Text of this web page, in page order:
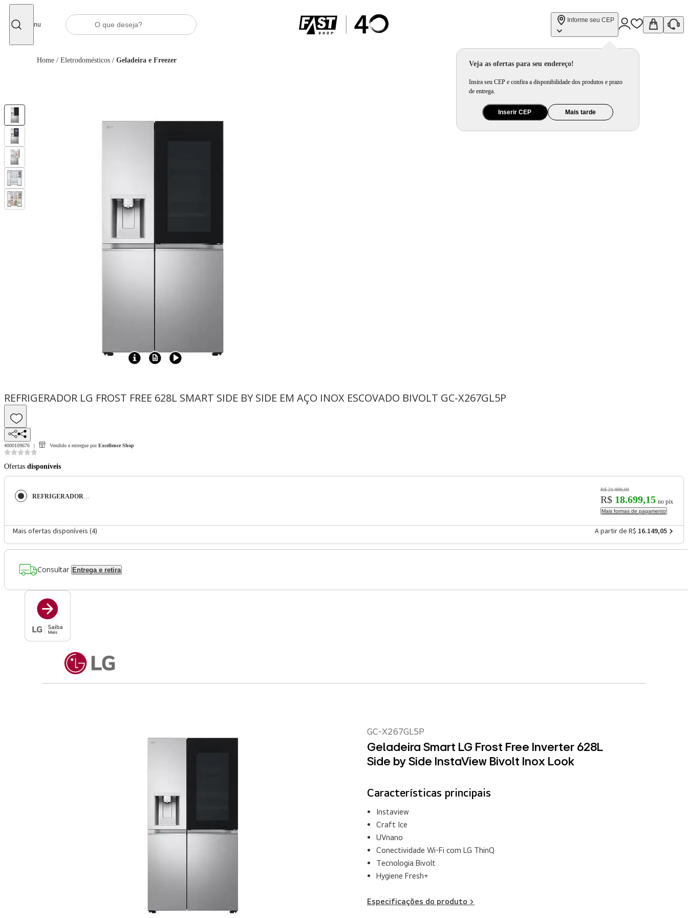
Menu
Informe seu CEP
Veja as ofertas para seu endereço!
Insira seu CEP e confira a disponibilidade dos produtos e prazo
de entrega.
Inserir CEP Mais tarde
Home / Eletrodomésticos / Geladeira e Freezer
REFRIGERADOR LG FROST FREE 628L SMART SIDE BY SIDE EM AÇO INOX ESCOVADO BIVOLT GC-X267GL5P
4000109676 Vendido e entregue por Excellence Shop
Ofertas disponíveis
REFRIGERADOR LG FROST FREE 628L SMART SIDE BY SIDE EM AÇO INOX ESCOVADO BIVOLT GC-X267GL5P
R$ 21.999,00
R$ 18.699,15 no pix
Mais formas de pagamento
Mais ofertas disponíveis (4) A partir de R$ 16.149,05
Consultar Entrega e retira
GC-X267GL5P
Geladeira Smart LG Frost Free Inverter 628L
Side by Side InstaView Bivolt Inox Look
Características principais
Instaview
Craft Ice
UVnano
Conectividade Wi-Fi com LG ThinQ
Tecnologia Bivolt
Hygiene Fresh+
Especificações do produto >